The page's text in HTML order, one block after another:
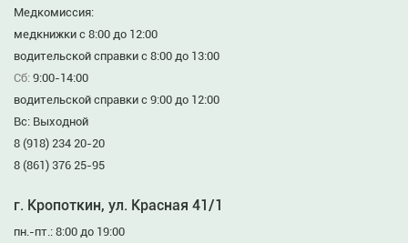
Медкомиссия:
медкнижки с 8:00 до 12:00
водительской справки с 8:00 до 13:00
Сб: 9:00-14:00
водительской справки с 9:00 до 12:00
Вс: Выходной
8 (918) 234 20-20
8 (861) 376 25-95
г. Кропоткин, ул. Красная 41/1
пн.-пт.: 8:00 до 19:00